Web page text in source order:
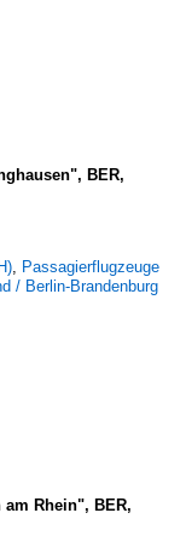
BER,
, Passagierflugzeuge
/ Berlin-Brandenburg
am Rhein", BER,